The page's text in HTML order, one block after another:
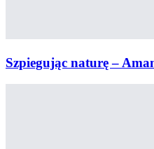
Szpiegując naturę –